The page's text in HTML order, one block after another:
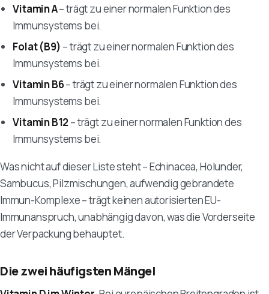
Vitamin A– trägt zu einer normalen Funktion des
Immunsystems bei.
Folat (B9) – trägt zu einer normalen Funktion des
Immunsystems bei.
Vitamin B6– trägt zu einer normalen Funktion des
Immunsystems bei.
Vitamin B12– trägt zu einer normalen Funktion des
Immunsystems bei.
Was nicht auf dieser Liste steht – Echinacea, Holunder,
Sambucus, Pilzmischungen, aufwendig gebrandete
Immun-Komplexe – trägt keinen autorisierten EU-
Immunanspruch, unabhängig davon, was die Vorderseite
der Verpackung behauptet.
Die zwei häufigsten Mängel